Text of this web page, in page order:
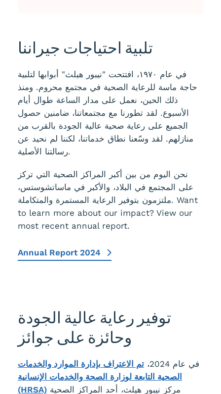
تلبية احتياجات جيراننا
في عام ١٩٧٠، افتتحت "نيبور هيلث" أبوابها لتلبية
حاجة ماسة للرعاية الصحية في مجتمع محروم. ومنذ
ذلك الحين، نعمل على مدار الساعة طوال أيام
الأسبوع. لقد تطورنا مع مجتمعاتنا، ضامنين حصول
الجميع على رعاية صحية عالية الجودة بالقرب من
منازلهم. لقد وسّعنا نطاق خدماتنا، لكننا لم نحيد عن
رسالتنا الأصلية.
نحن اليوم من بين أكبر المراكز الصحية التي تركز
على المجتمع في البلاد، والأكبر في ماساتشوستس،
ملتزمون بتوفير الرعاية المستمرة والمتكاملة. Want
to learn more about our impact? View our
most recent annual report.
Annual Report 2024
توفير رعاية عالية الجودة
وحائزة على جوائز
في عام 2024،
تم الاعتراف بإدارة الموارد والخدمات
الصحية التابعة لوزارة الصحة والخدمات الإنسانية
(HRSA)مركز نيبور هيلث، أحد المراكز الصحية